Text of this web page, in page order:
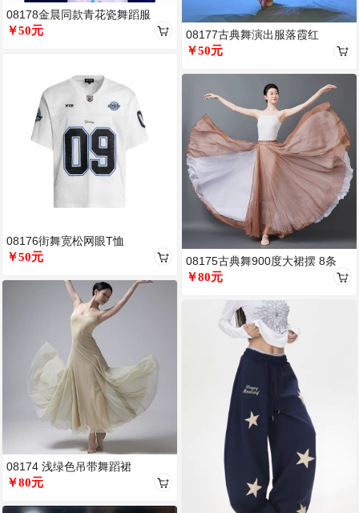
08178金晨同款青花瓷舞蹈服
￥50元
08176街舞宽松网眼T恤
￥50元
08174 浅绿色吊带舞蹈裙
￥80元
08177古典舞演出服落霞红
￥50元
08175古典舞900度大裙摆 8条
￥80元